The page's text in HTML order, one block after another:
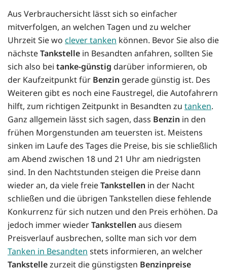
Aus Verbrauchersicht lässt sich so einfacher
mitverfolgen, an welchen Tagen und zu welcher
Uhrzeit Sie wo clever tanken können. Bevor Sie also die
nächsteTankstelle in Besandten anfahren, sollten Sie
sich also bei tanke-günstig darüber informieren, ob
der Kaufzeitpunkt für Benzin gerade günstig ist. Des
Weiteren gibt es noch eine Faustregel, die Autofahrern
hilft, zum richtigen Zeitpunkt in Besandten zu tanken.
Ganz allgemein lässt sich sagen, dass Benzin in den
frühen Morgenstunden am teuersten ist. Meistens
sinken im Laufe des Tages die Preise, bis sie schließlich
am Abend zwischen 18 und 21 Uhr am niedrigsten
sind. In den Nachtstunden steigen die Preise dann
wieder an, da viele freieTankstellen in der Nacht
schließen und die übrigen Tankstellen diese fehlende
Konkurrenz für sich nutzen und den Preis erhöhen. Da
jedoch immer wiederTankstellen aus diesem
Preisverlauf ausbrechen, sollte man sich vor dem
Tanken in Besandten stets informieren, an welcher
Tankstellezurzeit die günstigsten Benzinpreise